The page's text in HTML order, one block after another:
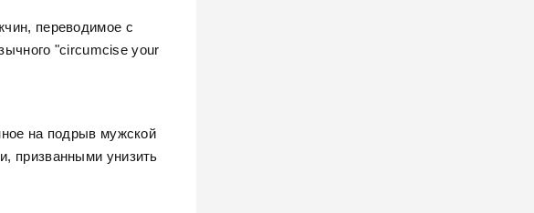
переводимое с
"circumcise your
на подрыв мужской
призванными унизить